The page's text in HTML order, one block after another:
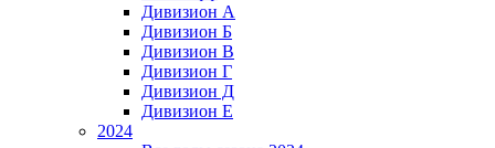
Дивизион A
Дивизион Б
Дивизион В
Дивизион Г
Дивизион Д
Дивизион Е
2024